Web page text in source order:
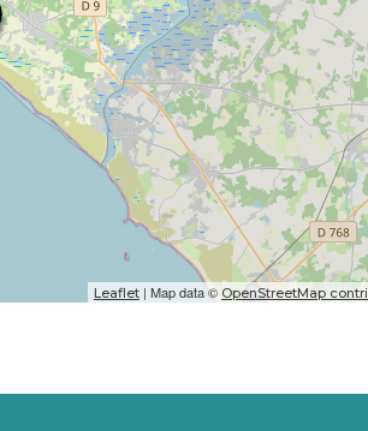
Leaflet | Map data © OpenStreetMap